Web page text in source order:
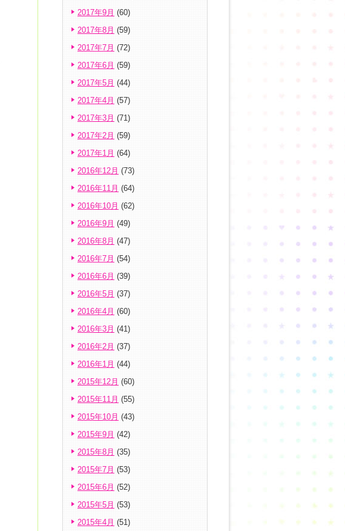
2017年9月 (60)
2017年8月 (59)
2017年7月 (72)
2017年6月 (59)
2017年5月 (44)
2017年4月 (57)
2017年3月 (71)
2017年2月 (59)
2017年1月 (64)
2016年12月 (73)
2016年11月 (64)
2016年10月 (62)
2016年9月 (49)
2016年8月 (47)
2016年7月 (54)
2016年6月 (39)
2016年5月 (37)
2016年4月 (60)
2016年3月 (41)
2016年2月 (37)
2016年1月 (44)
2015年12月 (60)
2015年11月 (55)
2015年10月 (43)
2015年9月 (42)
2015年8月 (35)
2015年7月 (53)
2015年6月 (52)
2015年5月 (53)
2015年4月 (51)